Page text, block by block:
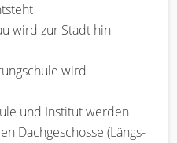
wird zur Stadt hin
wird
und Institut werden
Dachgeschosse (Längs-